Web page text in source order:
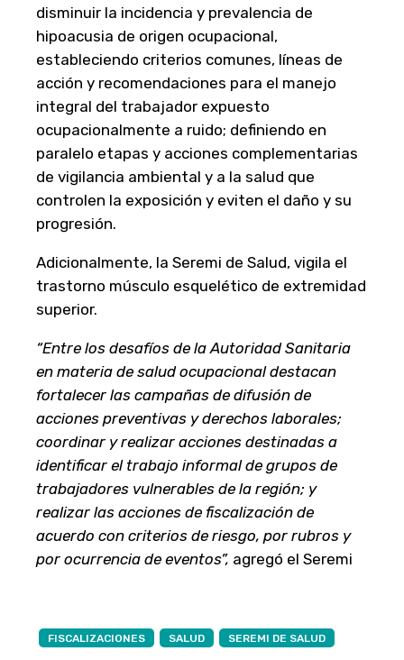
disminuir la incidencia y prevalencia de
hipoacusia de origen ocupacional,
estableciendo criterios comunes, líneas de
acción y recomendaciones para el manejo
integral del trabajador expuesto
ocupacionalmente a ruido; definiendo en
paralelo etapas y acciones complementarias
de vigilancia ambiental y a la salud que
controlen la exposición y eviten el daño y su
progresión.
Adicionalmente, la Seremi de Salud, vigila el
trastorno músculo esquelético de extremidad
superior.
“Entre los desafíos de la Autoridad Sanitaria
en materia de salud ocupacional destacan
fortalecer las campañas de difusión de
acciones preventivas y derechos laborales;
coordinar y realizar acciones destinadas a
identificar el trabajo informal de grupos de
trabajadores vulnerables de la región; y
realizar las acciones de fiscalización de
acuerdo con criterios de riesgo, por rubros y
por ocurrencia de eventos”, agregó el Seremi
FISCALIZACIONES SALUD SEREMI DE SALUD